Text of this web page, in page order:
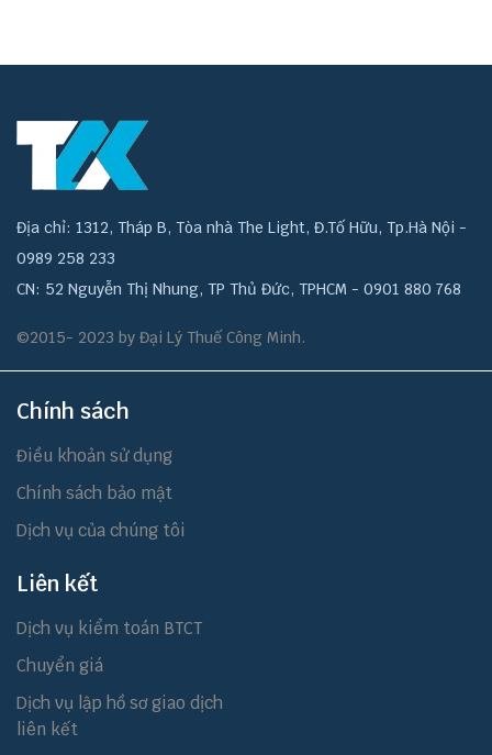
Địa chỉ: 1312, Tháp B, Tòa nhà The Light, Đ.Tố Hữu, Tp.Hà Nội -
0989 258 233
CN: 52 Nguyễn Thị Nhung, TP Thủ Đức, TPHCM - 0901 880 768
©2015- 2023 by Đại Lý Thuế Công Minh.
Chính sách
Điều khoản sử dụng
Chính sách bảo mật
Dịch vụ của chúng tôi
Liên kết
Dịch vụ kiểm toán BTCT
Chuyển giá
Dịch vụ lập hồ sơ giao dịch
liên kết